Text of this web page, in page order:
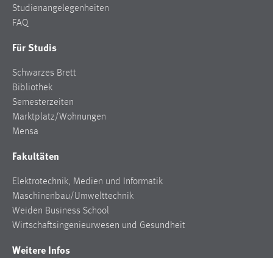
Studienangelegenheiten
FAQ
Für Studis
Schwarzes Brett
Bibliothek
Semesterzeiten
Marktplatz/Wohnungen
Mensa
Fakultäten
Elektrotechnik, Medien und Informatik
Maschinenbau/Umwelttechnik
Weiden Business School
Wirtschaftsingenieurwesen und Gesundheit
Weitere Infos
_fbp
Facebook
Conversion-Tracking
Cookie Laufzeit:
3 Monate
EXTERNE MEDIEN
Um Inhalte von Videoplattformen und Social Media
Plattformen anzeigen zu können, werden von diesen
externen Medien Cookies gesetzt.